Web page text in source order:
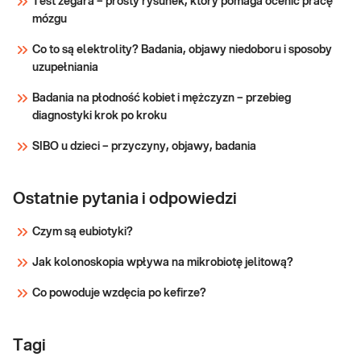
obwodowej -
badanie
cytogenetycznerozwojowych i zaburzeń wzrostu i
mózgu
Co to są elektrolity? Badania, objawy niedoboru i sposoby
uzupełniania
Badania na płodność kobiet i mężczyzn – przebieg
diagnostyki krok po kroku
SIBO u dzieci – przyczyny, objawy, badania
Ostatnie pytania i odpowiedzi
Czym są eubiotyki?
Jak kolonoskopia wpływa na mikrobiotę jelitową?
Co powoduje wzdęcia po kefirze?
Tagi